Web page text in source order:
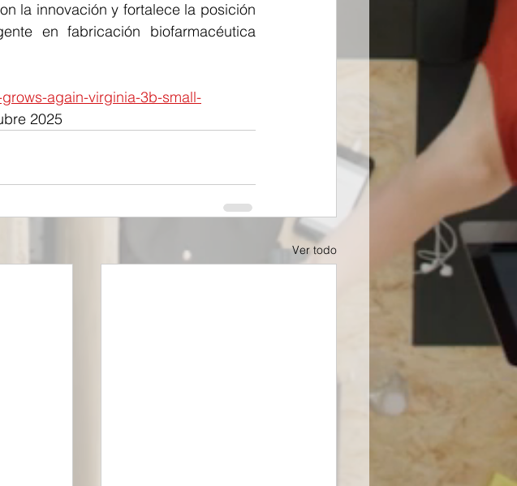
la innovación y fortalece la posición
en fabricación biofarmacéutica
again-virginia-3b-small-
2025
Ver todo